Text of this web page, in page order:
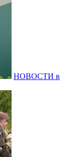
НОВОСТИ в